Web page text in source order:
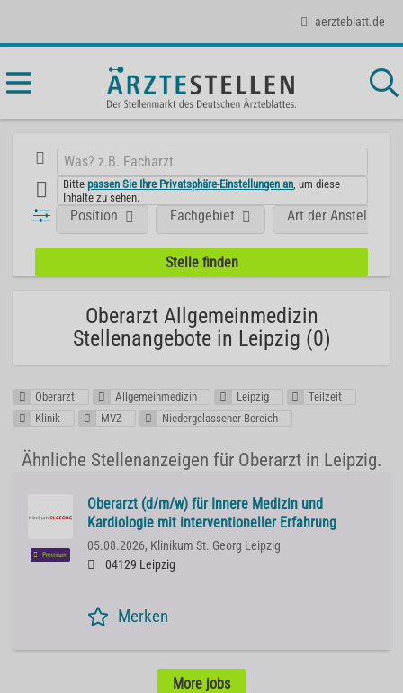
aerzteblatt.de
Bittepassen Sie Ihre Privatsphäre-Einstellungen an , um diese
Inhalte zu sehen.
Position Fachgebiet Art der Anstellung
Oberarzt Allgemeinmedizin
Stellenangebote in Leipzig (0)
Oberarzt Allgemeinmedizin Leipzig
Teilzeit
Klinik
MVZ Niedergelassener Bereich
Ähnliche Stellenanzeigen für Oberarzt in Leipzig.
Premium
Oberarzt (d/m/w) für Innere Medizin und
Kardiologie mit interventioneller Erfahrung
05.08.2026, Klinikum St. Georg Leipzig
04129 Leipzig
Merken
More jobs